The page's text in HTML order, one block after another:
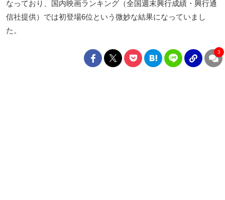
なっており、国内映画ランキング（全国週末興行成績・興行通
信社提供）では初登場6位という微妙な結果になっていまし
た。
3